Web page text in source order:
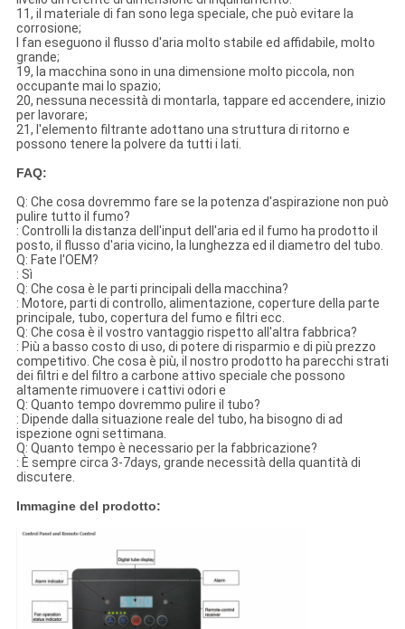
11, il materiale di fan sono lega speciale, che può evitare la
corrosione;
I fan eseguono il flusso d'aria molto stabile ed affidabile, molto
grande;
19, la macchina sono in una dimensione molto piccola, non
occupante mai lo spazio;
20, nessuna necessità di montarla, tappare ed accendere, inizio
per lavorare;
21, l'elemento filtrante adottano una struttura di ritorno e
possono tenere la polvere da tutti i lati.
FAQ:
Q: Che cosa dovremmo fare se la potenza d'aspirazione non può
pulire tutto il fumo?
: Controlli la distanza dell'input dell'aria ed il fumo ha prodotto il
posto, il flusso d'aria vicino, la lunghezza ed il diametro del tubo.
Q: Fate l'OEM?
: Sì
Q: Che cosa è le parti principali della macchina?
: Motore, parti di controllo, alimentazione, coperture della parte
principale, tubo, copertura del fumo e filtri ecc.
Q: Che cosa è il vostro vantaggio rispetto all'altra fabbrica?
: Più a basso costo di uso, di potere di risparmio e di più prezzo
competitivo. Che cosa è più, il nostro prodotto ha parecchi strati
dei filtri e del filtro a carbone attivo speciale che possono
altamente rimuovere i cattivi odori e
Q: Quanto tempo dovremmo pulire il tubo?
: Dipende dalla situazione reale del tubo, ha bisogno di ad
ispezione ogni settimana.
Q: Quanto tempo è necessario per la fabbricazione?
: È sempre circa 3-7days, grande necessità della quantità di
discutere.
Immagine del prodotto: